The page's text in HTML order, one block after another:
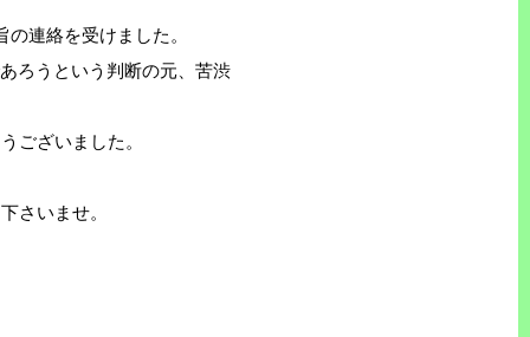
連絡を受けました。
ろうという判断の元、苦渋
ございました。
さいませ。